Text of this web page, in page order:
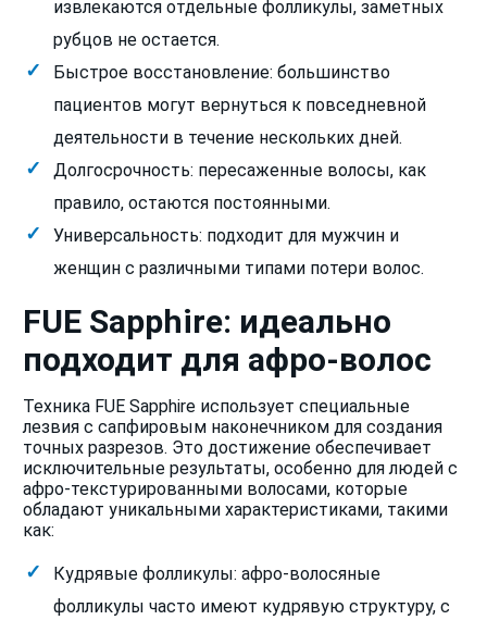
извлекаются отдельные фолликулы, заметных
рубцов не остается.
Быстрое восстановление: большинство
пациентов могут вернуться к повседневной
деятельности в течение нескольких дней.
Долгосрочность: пересаженные волосы, как
правило, остаются постоянными.
Универсальность: подходит для мужчин и
женщин с различными типами потери волос.
FUE Sapphire: идеально
подходит для афро-волос
Техника FUE Sapphire использует специальные
лезвия с сапфировым наконечником для создания
точных разрезов. Это достижение обеспечивает
исключительные результаты, особенно для людей с
афро-текстурированными волосами, которые
обладают уникальными характеристиками, такими
как:
Кудрявые фолликулы: афро-волосяные
фолликулы часто имеют кудрявую структуру, с